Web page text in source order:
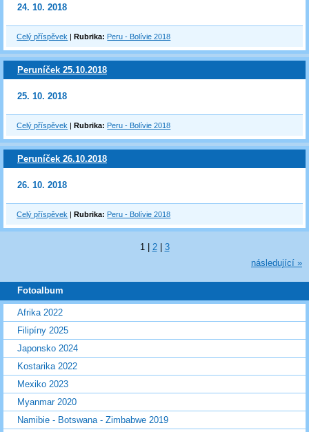
24. 10. 2018
Celý příspěvek |Rubrika: Peru - Bolívie 2018
Peruníček 25.10.2018
25. 10. 2018
Celý příspěvek |Rubrika: Peru - Bolívie 2018
Peruníček 26.10.2018
26. 10. 2018
Celý příspěvek |Rubrika: Peru - Bolívie 2018
1 2
3
následující »
Fotoalbum
Afrika 2022
Filipíny 2025
Japonsko 2024
Kostarika 2022
Mexiko 2023
Myanmar 2020
Namibie - Botswana - Zimbabwe 2019